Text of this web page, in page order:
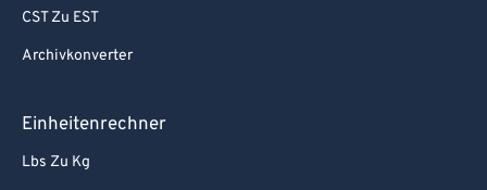
CST Zu EST
Archivkonverter
Einheitenrechner
Lbs Zu Kg